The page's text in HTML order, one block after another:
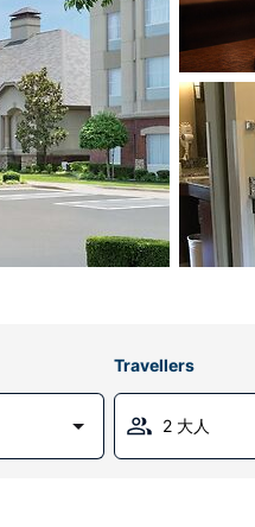
Travellers
2 大人